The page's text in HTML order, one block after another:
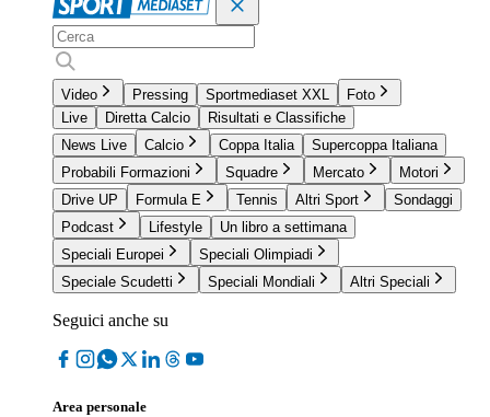
Video Pressing Sportmediaset XXL
Foto
Live
Diretta Calcio
Risultati e Classifiche
News Live
Calcio Coppa Italia
Supercoppa Italiana
Probabili Formazioni
Squadre Mercato
Motori
Drive UP
Formula E Tennis Altri Sport
Sondaggi
Podcast
Lifestyle
Un libro a settimana
Speciali Europei
Speciali Olimpiadi
Speciale Scudetti
Speciali Mondiali Altri Speciali
Seguici anche su
Area personale